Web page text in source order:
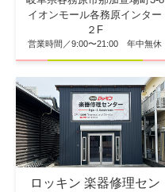
イオンモール各務原インター
２F
営業時間／9:00〜21:00 年中無休
ロッキン 楽器修理セン